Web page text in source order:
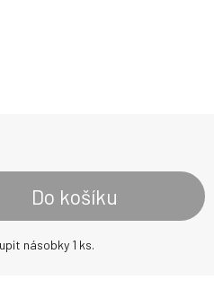
Do košíku
násobky 1 ks.